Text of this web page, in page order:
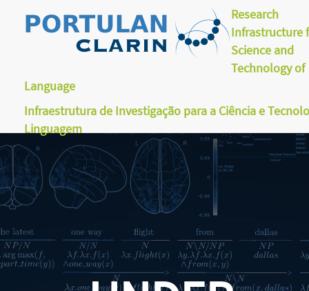
Research
Infrastructure
Science and
Technology of
Language
Infraestrutura de Investigação para a Ciência e
Linguagem